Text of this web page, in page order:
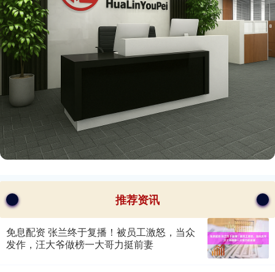
推荐资讯
免息配资 张兰终于复播！被员工激怒，当众
发作，汪大爷做榜一大哥力挺前妻